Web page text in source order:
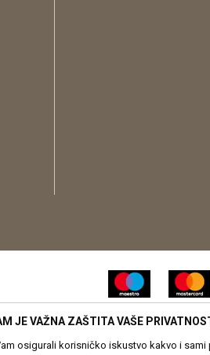
proizvodi prikazani na web stranici
JE VAŽNA ZAŠTITA VAŠE
osigurali korisničko iskustvo kakvo i